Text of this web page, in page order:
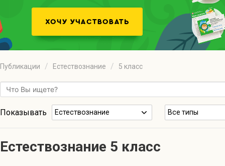
Публикации Естествознание 5 класс
Показывать Естествознание Все типы
Естествознание 5 класс